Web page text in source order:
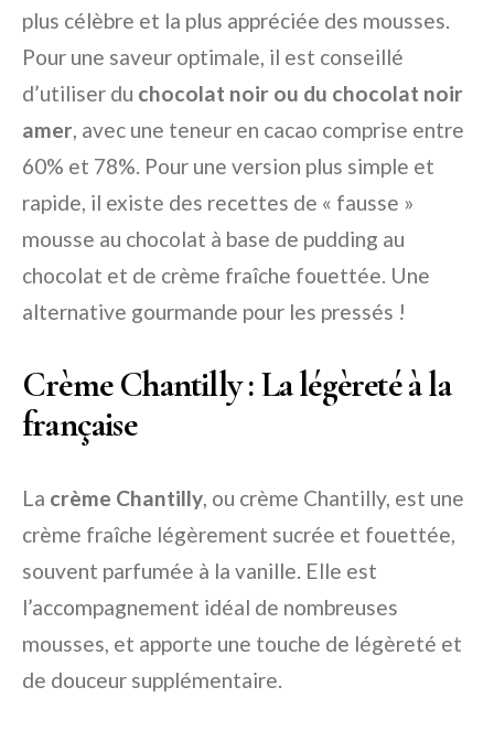
plus célèbre et la plus appréciée des mousses.
Pour une saveur optimale, il est conseillé
d’utiliser du chocolat noir ou du chocolat noir
amer, avec une teneur en cacao comprise entre
60% et 78%. Pour une version plus simple et
rapide, il existe des recettes de « fausse »
mousse au chocolat à base de pudding au
chocolat et de crème fraîche fouettée. Une
alternative gourmande pour les pressés !
Crème Chantilly : La légèreté à la
française
La crème Chantilly, ou crème Chantilly, est une
crème fraîche légèrement sucrée et fouettée,
souvent parfumée à la vanille. Elle est
l’accompagnement idéal de nombreuses
mousses, et apporte une touche de légèreté et
de douceur supplémentaire.